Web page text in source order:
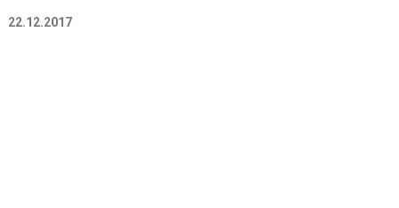
22.12.2017